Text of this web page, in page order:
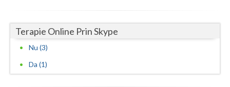
Terapie Online Prin Skype
Nu (3)
Da (1)